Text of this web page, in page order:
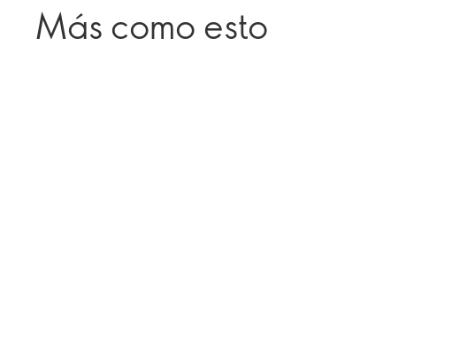
Más como esto